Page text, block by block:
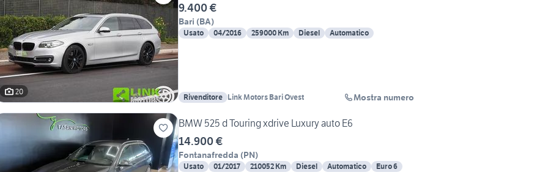
20
9.400 €
Bari (BA)
Usato 04/2016 259000 Km Diesel Automatico
Rivenditore Link Motors Bari Ovest Mostra numero
BMW 525 d Touring xdrive Luxury auto E6
14.900 €
Fontanafredda (PN)
Usato 01/2017 210052 Km Diesel Automatico Euro 6